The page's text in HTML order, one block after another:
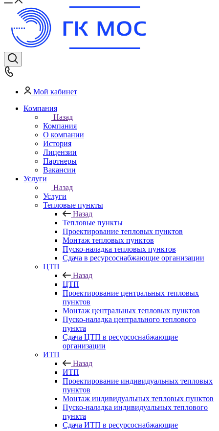
Мой кабинет
Компания
Назад
Компания
О компании
История
Лицензии
Партнеры
Вакансии
Услуги
Назад
Услуги
Тепловые пункты
Назад
Тепловые пункты
Проектирование тепловых пунктов
Монтаж тепловых пунктов
Пуско-наладка тепловых пунктов
Сдача в ресурсоснабжающие организации
ЦТП
Назад
ЦТП
Проектирование центральных тепловых
пунктов
Монтаж центральных тепловых пунктов
Пуско-наладка центрального теплового
пункта
Сдача ЦТП в ресурсоснабжающие
организации
ИТП
Назад
ИТП
Проектирование индивидуальных тепловых
пунктов
Монтаж индивидуальных тепловых пунктов
Пуско-наладка индивидуальных теплового
пункта
Сдача ИТП в ресурсоснабжающие